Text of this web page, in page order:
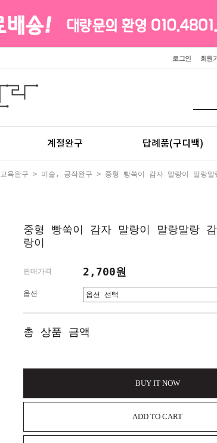
로그인 회원
계절완구 답례품(구디백)
교육완구 > 미술, 공작완구 > 중형 빵쑥이 감자 말랑이 말랑
중형 빵쑥이 감자 말랑이 말랑말랑
랑이
판매가격 2,700원
옵션
총 상품 금액
BUY IT NOW
ADD TO CART